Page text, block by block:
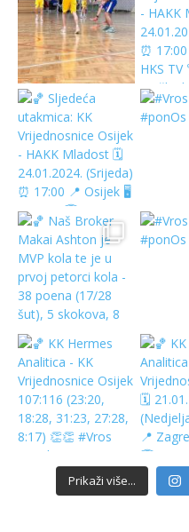
Prikaži više...